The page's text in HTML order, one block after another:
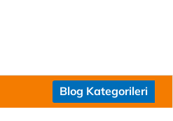
Blog Kategorileri